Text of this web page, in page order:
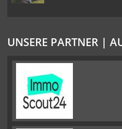
UNSERE PARTNER |